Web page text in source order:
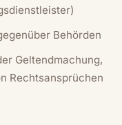
Behörden
Geltendmachung,
Rechtsansprüchen